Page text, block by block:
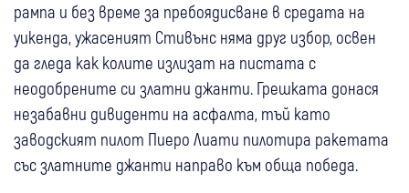
рампа и без време за пребоядисване в средата на
уикенда, ужасеният Стивънс няма друг избор, освен
да гледа как колите излизат на пистата с
неодобрените си златни джанти. Грешката донася
незабавни дивиденти на асфалта, тъй като
заводският пилот Пиеро Лиати пилотира ракетата
със златните джанти направо към обща победа.